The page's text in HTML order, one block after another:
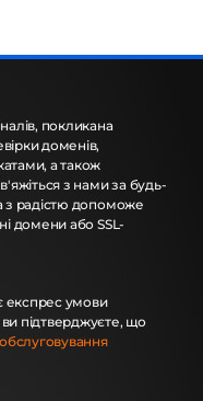
покликана
доменів,
а також
з нами за будь-
з радістю допоможе
домени або SSL-
експрес умови
підтверджуєте, що